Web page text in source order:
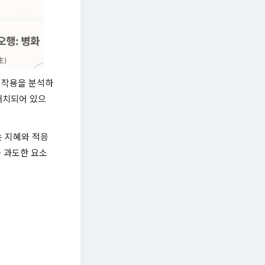
용을 분석하
되어 있으
지혜와 적응
과도한 요소